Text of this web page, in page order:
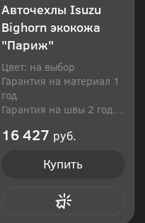
Авточехлы Isuzu
Bighorn экокожа
"Париж"
Цвет: на выбор
Гарантия на материал 1
год
Гарантия на швы 2 года
16 427 руб.
Купить